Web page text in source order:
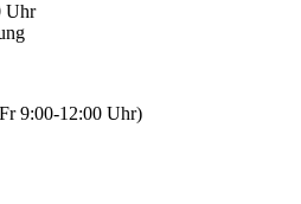
Uhr
9:00-12:00 Uhr)